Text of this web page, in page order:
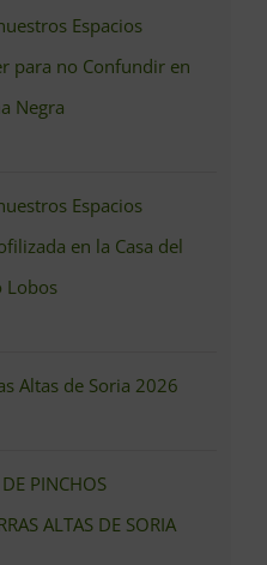
Espacios
para no Confundir en
Negra
Espacios
en la Casa del
Lobos
Altas de Soria 2026
PINCHOS
ALTAS DE SORIA